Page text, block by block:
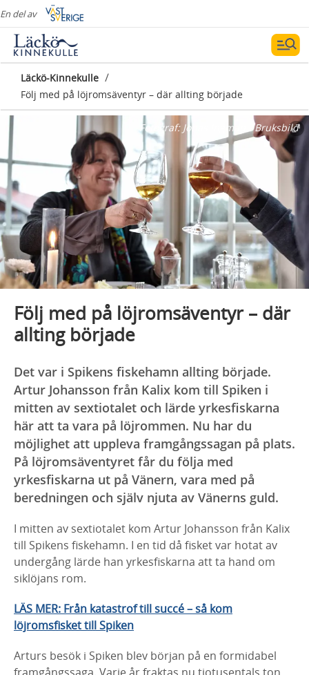
En del av
Läckö-Kinnekulle /
Följ med på löjromsäventyr – där allting började
Fotograf: Jonas Ingman - Bruksbild
Följ med på löjromsäventyr – där
allting började
Det var i Spikens fiskehamn allting började.
Artur Johansson från Kalix kom till Spiken i
mitten av sextiotalet och lärde yrkesfiskarna
här att ta vara på löjrommen. Nu har du
möjlighet att uppleva framgångssagan på plats.
På löjromsäventyret får du följa med
yrkesfiskarna ut på Vänern, vara med på
beredningen och själv njuta av Vänerns guld.
I mitten av sextiotalet kom Artur Johansson från Kalix
till Spikens fiskehamn. I en tid då fisket var hotat av
undergång lärde han yrkesfiskarna att ta hand om
siklöjans rom.
LÄS MER: Från katastrof till succé – så kom
löjromsfisket till Spiken
Arturs besök i Spiken blev början på en formidabel